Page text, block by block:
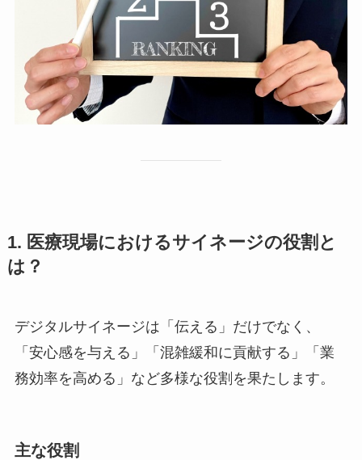
1. 医療現場におけるサイネージの役割と
は？
デジタルサイネージは「伝える」だけでなく、
「安心感を与える」「混雑緩和に貢献する」「業
務効率を高める」など多様な役割を果たします。
主な役割